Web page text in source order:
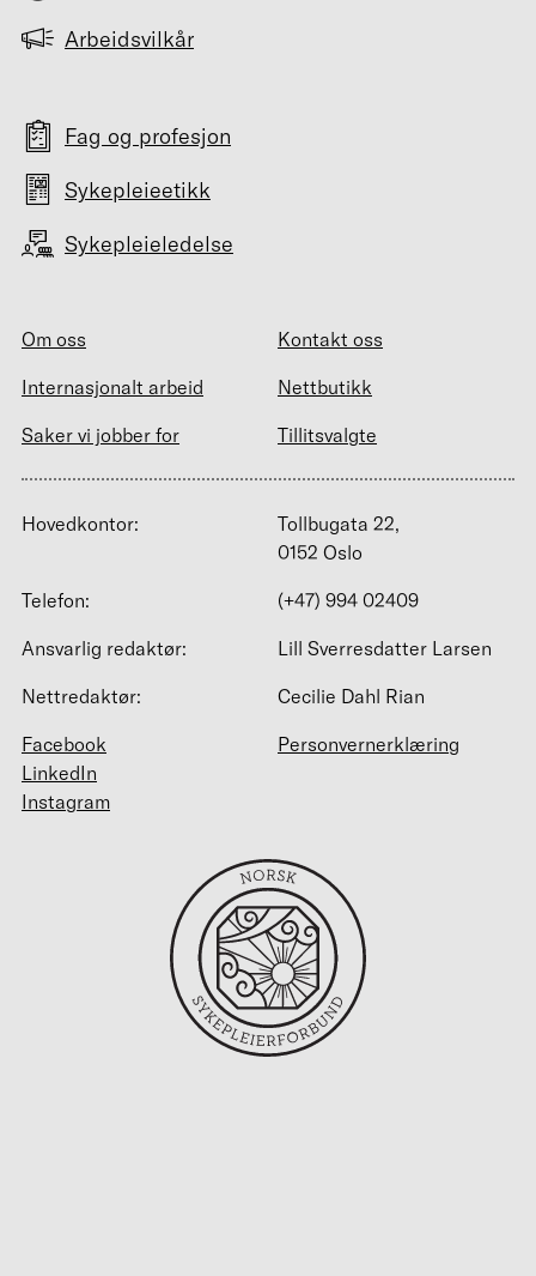
Arbeidsvilkår
Fag og profesjon
Sykepleieetikk
Sykepleieledelse
Om oss
Kontakt oss
Internasjonalt arbeid
Nettbutikk
Saker vi jobber for
Tillitsvalgte
Hovedkontor:
Tollbugata 22,
0152 Oslo
Telefon:
(+47) 994 02409
Ansvarlig redaktør:
Lill Sverresdatter Larsen
Nettredaktør:
Cecilie Dahl Rian
Facebook
LinkedIn
Instagram
Personvernerklæring